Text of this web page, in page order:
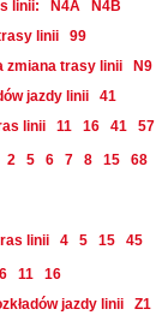
linii:
N4A
N4B
linii
99
zmiana trasy linii
N9
jazdy linii
41
linii
11 16 41
57
2 5 6 7 8 15
68
linii
4 5 15
45
6 11
16
jazdy linii
Z1